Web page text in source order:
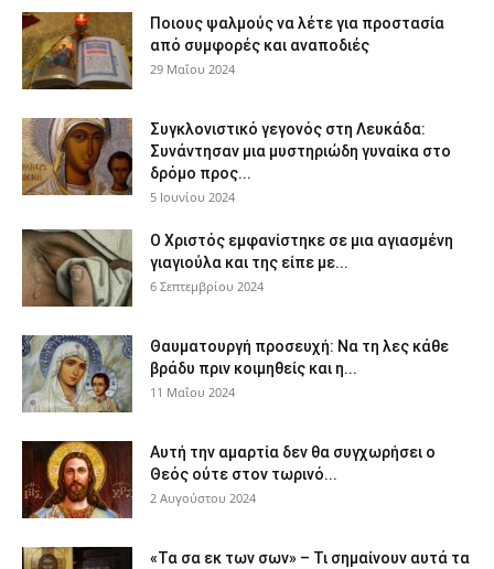
Ποιους ψαλμούς να λέτε για προστασία
από συμφορές και αναποδιές
29 Μαΐου 2024
Συγκλονιστικό γεγονός στη Λευκάδα:
Συνάντησαν μια μυστηριώδη γυναίκα στο
δρόμο προς...
5 Ιουνίου 2024
Ο Χριστός εμφανίστηκε σε μια αγιασμένη
γιαγιούλα και της είπε με...
6 Σεπτεμβρίου 2024
Θαυματουργή προσευχή: Να τη λες κάθε
βράδυ πριν κοιμηθείς και η...
11 Μαΐου 2024
Αυτή την αμαρτία δεν θα συγχωρήσει ο
Θεός ούτε στον τωρινό...
2 Αυγούστου 2024
«Τα σα εκ των σων» – Τι σημαίνουν αυτά τα